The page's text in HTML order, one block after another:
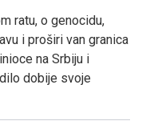
ratu, o genocidu,
i proširi van granica
na Srbiju i
dobije svoje